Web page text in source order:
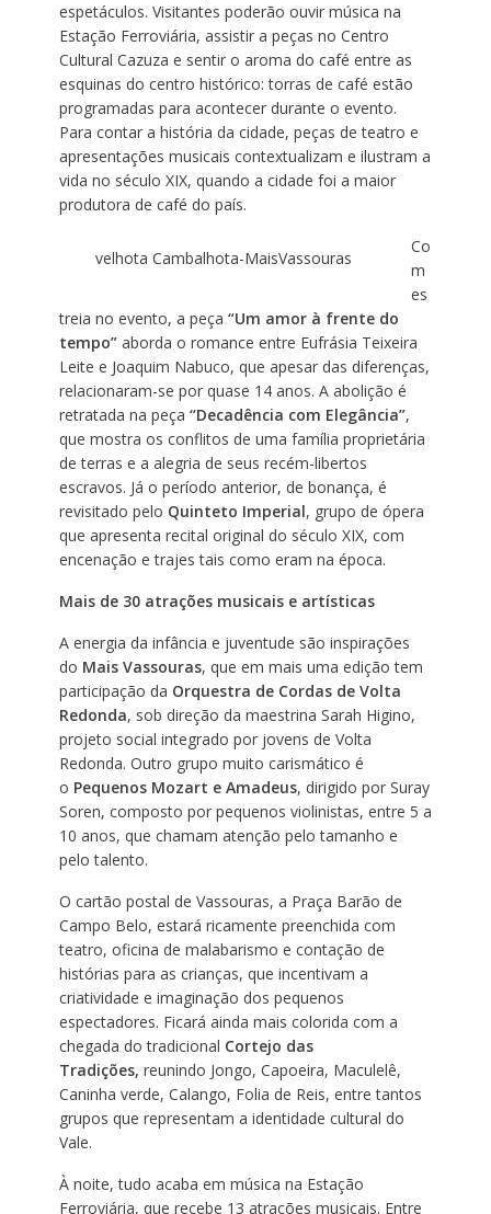
espetáculos. Visitantes poderão ouvir música na
Estação Ferroviária, assistir a peças no Centro
Cultural Cazuza e sentir o aroma do café entre as
esquinas do centro histórico: torras de café estão
programadas para acontecer durante o evento.
Para contar a história da cidade, peças de teatro e
apresentações musicais contextualizam e ilustram a
vida no século XIX, quando a cidade foi a maior
produtora de café do país.
velhota Cambalhota-MaisVassouras
Co
m
es
treia no evento, a peça “Um amor à frente do
tempo”aborda o romance entre Eufrásia Teixeira
Leite e Joaquim Nabuco, que apesar das diferenças,
relacionaram-se por quase 14 anos. A abolição é
retratada na peça “Decadência com Elegância”,
que mostra os conflitos de uma família proprietária
de terras e a alegria de seus recém-libertos
escravos. Já o período anterior, de bonança, é
revisitado pelo Quinteto Imperial, grupo de ópera
que apresenta recital original do século XIX, com
encenação e trajes tais como eram na época.
Mais de 30 atrações musicais e artísticas
A energia da infância e juventude são inspirações
do Mais Vassouras, que em mais uma edição tem
participação da Orquestra de Cordas de Volta
Redonda, sob direção da maestrina Sarah Higino,
projeto social integrado por jovens de Volta
Redonda. Outro grupo muito carismático é
o Pequenos Mozart e Amadeus, dirigido por Suray
Soren, composto por pequenos violinistas, entre 5 a
10 anos, que chamam atenção pelo tamanho e
pelo talento.
O cartão postal de Vassouras, a Praça Barão de
Campo Belo, estará ricamente preenchida com
teatro, oficina de malabarismo e contação de
histórias para as crianças, que incentivam a
criatividade e imaginação dos pequenos
espectadores. Ficará ainda mais colorida com a
chegada do tradicional Cortejo das
Tradições, reunindo Jongo, Capoeira, Maculelê,
Caninha verde, Calango, Folia de Reis, entre tantos
grupos que representam a identidade cultural do
Vale.
À noite, tudo acaba em música na Estação
Ferroviária, que recebe 13 atrações musicais. Entre